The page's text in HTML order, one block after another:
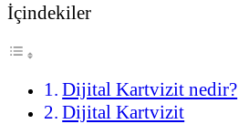
İçindekiler
Dijital Kartvizit nedir?
Dijital Kartvizit